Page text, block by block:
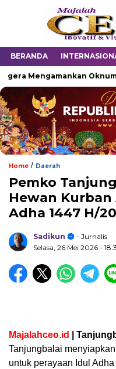
BERANDA
Mengamankan Oknum
Home / Daerah
Pemko
Hewan Kurban
Adha 1447 H/
Sadikun
- Jurnalis
Selasa, 26 Mei 2026 -
Majalahceo.id |
Tanjungbalai
untuk perayaan Idul